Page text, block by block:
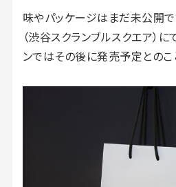
味やパッケージはまだ未公開
（渋谷スクランブルスクエア）
ンではその後に発売予定とのこ